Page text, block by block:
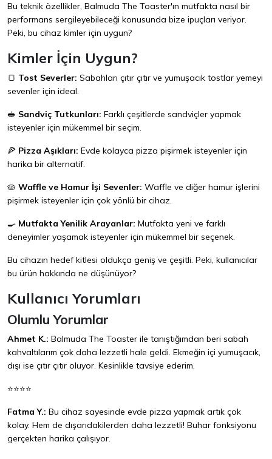
Bu teknik özellikler, Balmuda The Toaster'ın mutfakta nasıl bir
performans sergileyebileceği konusunda bize ipuçları veriyor.
Peki, bu cihaz kimler için uygun?
Kimler İçin Uygun?
🍞 Tost Severler: Sabahları çıtır çıtır ve yumuşacık tostlar yemeyi
sevenler için ideal.
🥪 Sandviç Tutkunları: Farklı çeşitlerde sandviçler yapmak
isteyenler için mükemmel bir seçim.
🍕 Pizza Aşıkları: Evde kolayca pizza pişirmek isteyenler için
harika bir alternatif.
🥧 Waffle ve Hamur İşi Sevenler: Waffle ve diğer hamur işlerini
pişirmek isteyenler için çok yönlü bir cihaz.
🍳 Mutfakta Yenilik Arayanlar: Mutfakta yeni ve farklı
deneyimler yaşamak isteyenler için mükemmel bir seçenek.
Bu cihazın hedef kitlesi oldukça geniş ve çeşitli. Peki, kullanıcılar
bu ürün hakkında ne düşünüyor?
Kullanıcı Yorumları
Olumlu Yorumlar
Ahmet K.: Balmuda The Toaster ile tanıştığımdan beri sabah
kahvaltılarım çok daha lezzetli hale geldi. Ekmeğin içi yumuşacık,
dışı ise çıtır çıtır oluyor. Kesinlikle tavsiye ederim.
⭐⭐⭐⭐
Fatma Y.: Bu cihaz sayesinde evde pizza yapmak artık çok
kolay. Hem de dışarıdakilerden daha lezzetli! Buhar fonksiyonu
gerçekten harika çalışıyor.